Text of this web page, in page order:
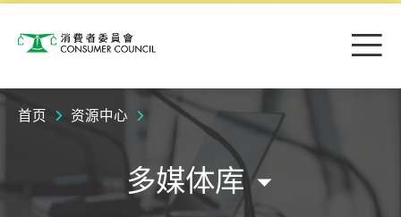
消费者委员会 目
首页 资源中心
多媒体库